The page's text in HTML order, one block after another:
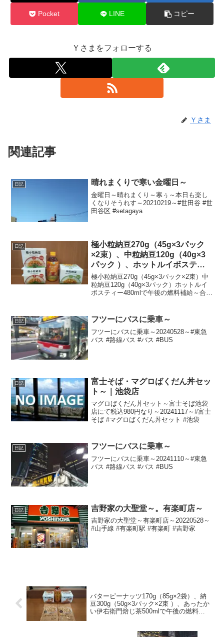
Pocket LINE コピー
Ｙさまをフォローする
Ｙさま
関連記事
日記 晴れまくりで寒い金曜日～
金曜日～晴れまくり～寒ぅ～本日も楽し
くなりそうれす～20210219～#世田谷 #世
田谷区 #setagaya
日記
極小粒納豆270g（45g×3パック
×2束）、中粒納豆120g（40g×3
パック ）、ホットルイボスティ
ー480mlで午後の燃料補給～
極小粒納豆270g（45g×3パック×2束）中
粒納豆120g（40g×3パック）ホットルイ
ボスティー480mlで午後の燃料補給～合計
日記 フツーにバスに乗車～
フツーにバスに乗車～20240528～#東急
バス #路線バス #バス #BUS
日記
富士そば・マグロばくだん丼セッ
ト～｜池袋店
マグロばくだん丼セット～富士そば池袋
店にて税込980円なり～20241117～#富士
そば #マグロばくだん丼セット #池袋
日記 フツーにバスに乗車～
フツーにバスに乗車～20241110～#東急
バス #路線バス #バス #BUS
日記 吉野家の大聖堂～。有楽町店～
吉野家の大聖堂～有楽町店～20220528～
#山手線 #有楽町駅 #有楽町 #吉野家
バターピーナッツ170g（85g×2袋）、納
豆300g（50g×3パック×2束 ）、あったか
い伊右衛門焙じ茶500mlで午後の燃料補